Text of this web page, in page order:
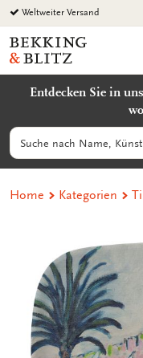
Zurück
zum
Inhalt
Weltweiter Versand
Bekking
&
Uitgevers
Entdecken Sie in
Suchen
Home Kategorien